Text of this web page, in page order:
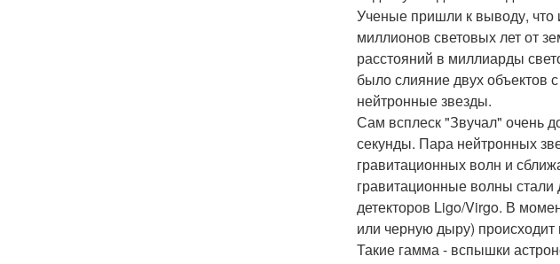
Ученые пришли к выводу, что
миллионов световых лет от
расстояний в миллиарды
было слияние двух объектов
нейтронные звезды.
Сам всплеск "Звучал" очень
секунды. Пара нейтронных
гравитационных волн и
гравитационные волны стали
детекторов Ligo/Virgo. В
или черную дыру)
Такие гамма - вспышки